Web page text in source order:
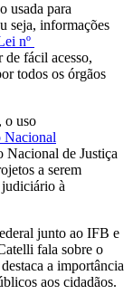
usada para
seja, informações
nº
de fácil acesso,
todos os órgãos
o uso
Nacional
Nacional de Justiça
a serem
à
junto ao IFB e
fala sobre o
a importância
aos cidadãos.